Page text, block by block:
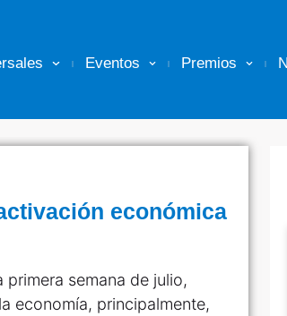
Eventos Premios
económica
semana de julio,
economía, principalmente,